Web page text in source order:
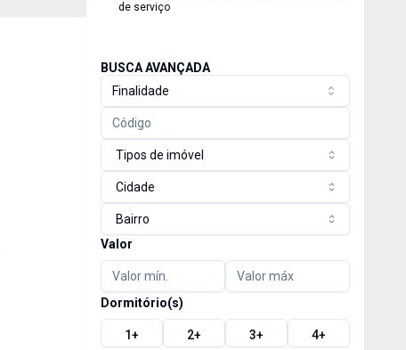
de serviço
BUSCA AVANÇADA
Finalidade
Tipos de imóvel
Cidade
Bairro
Valor
Dormitório(s)
1+ 2+ 3+ 4+